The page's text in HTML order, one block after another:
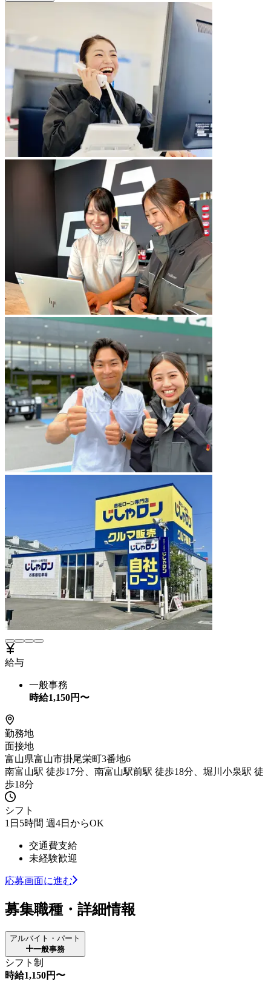
給与
一般事務
時給1,150円〜
勤務地
面接地
富山県富山市掛尾栄町3番地6
南富山駅 徒歩17分、南富山駅前駅 徒歩18分、堀川小泉駅 徒
歩18分
シフト
1日5時間 週4日からOK
交通費支給
未経験歓迎
応募画面に進む
募集職種・詳細情報
アルバイト・パート
一般事務
シフト制
時給1,150円〜